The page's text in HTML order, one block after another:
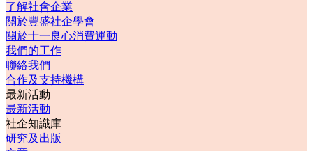
了解社會企業
關於豐盛社企學會
關於十一良心消費運動
我們的工作
聯絡我們
合作及支持機構
最新活動
最新活動
社企知識庫
研究及出版